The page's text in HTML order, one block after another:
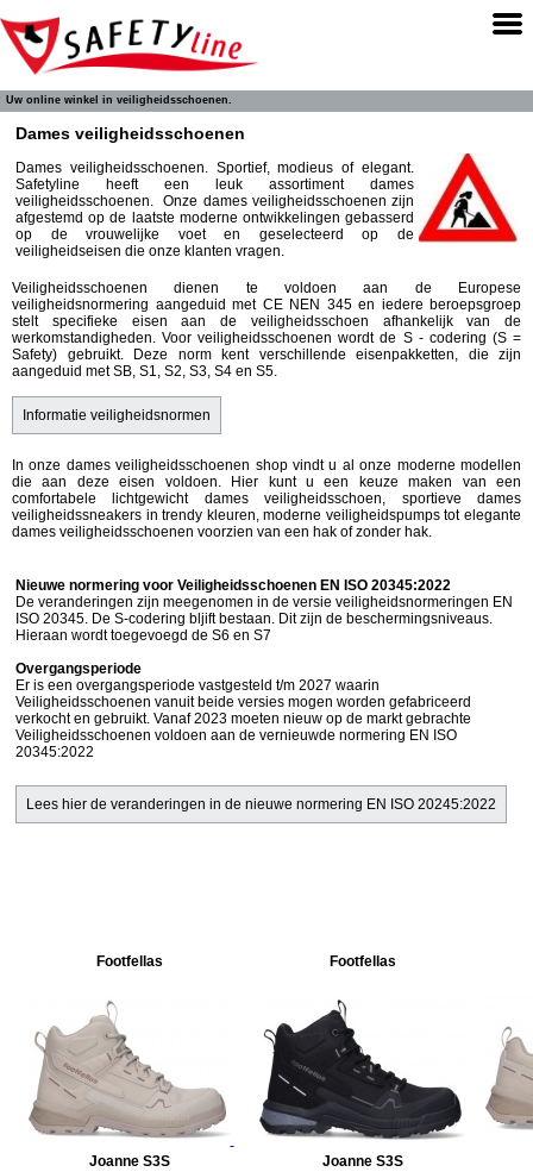
Uw online winkel in veiligheidsschoenen.
Dames veiligheidsschoenen
Dames veiligheidsschoenen. Sportief, modieus of elegant.
Safetyline heeft een leuk assortiment dames
veiligheidsschoenen. Onze dames veiligheidsschoenen zijn
afgestemd op de laatste moderne ontwikkelingen gebasserd
op de vrouwelijke voet en geselecteerd op de
veiligheidseisen die onze klanten vragen.
Veiligheidsschoenen dienen te voldoen aan de Europese
veiligheidsnormering aangeduid met CE NEN 345 en iedere beroepsgroep
stelt specifieke eisen aan de veiligheidsschoen afhankelijk van de
werkomstandigheden. Voor veiligheidsschoenen wordt de S - codering (S =
Safety) gebruikt. Deze norm kent verschillende eisenpakketten, die zijn
aangeduid met SB, S1, S2, S3, S4 en S5.
Informatie veiligheidsnormen
In onze dames veiligheidsschoenen shop vindt u al onze moderne modellen
die aan deze eisen voldoen. Hier kunt u een keuze maken van een
comfortabele lichtgewicht dames veiligheidsschoen, sportieve dames
veiligheidssneakers in trendy kleuren, moderne veiligheidspumps tot elegante
dames veiligheidsschoenen voorzien van een hak of zonder hak.
Nieuwe normering voor Veiligheidsschoenen EN ISO 20345:2022
De veranderingen zijn meegenomen in de versie veiligheidsnormeringen EN
ISO 20345. De S-codering bljift bestaan. Dit zijn de beschermingsniveaus.
Hieraan wordt toegevoegd de S6 en S7
Overgangsperiode
Er is een overgangsperiode vastgesteld t/m 2027 waarin
Veiligheidsschoenen vanuit beide versies mogen worden gefabriceerd
verkocht en gebruikt. Vanaf 2023 moeten nieuw op de markt gebrachte
Veiligheidsschoenen voldoen aan de vernieuwde normering EN ISO
20345:2022
Lees hier de veranderingen in de nieuwe normering EN ISO 20245:2022
Footfellas Footfellas
Joanne S3S Joanne S3S